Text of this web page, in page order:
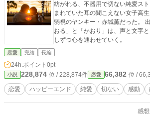
紡がれる、不器用で切ない純愛ス
まれていた耳の聞こえない女子高
弱視のヤンキー・赤城薫だった。
おる」と「かおり」は、声と文字
しずつ心を通わせていく。
恋愛 完結 長編
24h.ポイント 0pt
小説 228,874 位 / 228,874件 恋愛 66,382 位 /
恋愛 ハッピーエンド 純愛 切ない 感動
感